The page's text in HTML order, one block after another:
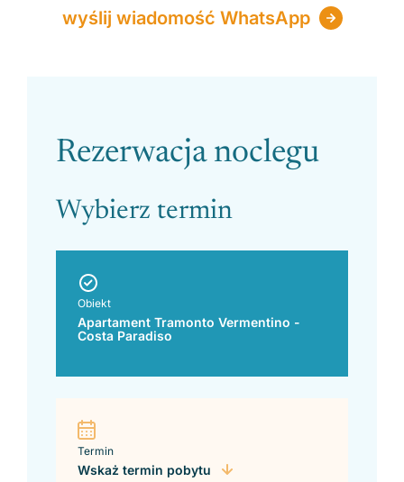
wyślij wiadomość WhatsApp
Please leave this field empty.
Rezerwacja noclegu
Wybierz termin
Obiekt
Apartament Tramonto Vermentino -
Costa Paradiso
Termin
Wskaż termin pobytu